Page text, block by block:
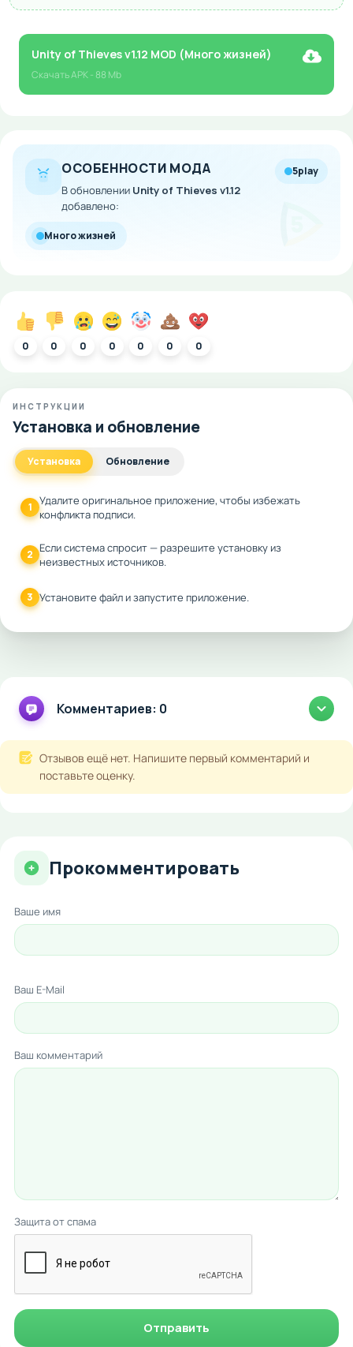
Unity of Thieves v1.12 MOD (Много жизней)
СкачатьAPK- 88 Mb
ОСОБЕННОСТИ МОДА
В обновлении Unity of Thieves v1.12
добавлено:
5play
Много жизней
0 0 0 0 0 0 0
ИНСТРУКЦИИ
Установка и обновление
Установка Обновление
1 Удалите оригинальное приложение, чтобы избежать
конфликта подписи.
2 Если система спросит — разрешите установку из
неизвестных источников.
3 Установите файл и запустите приложение.
Комментариев: 0
Отзывов ещё нет. Напишите первый комментарий и
поставьте оценку.
Прокомментировать
Ваше имя
Ваш E-Mail
Ваш комментарий
Защита от спама
Отправить